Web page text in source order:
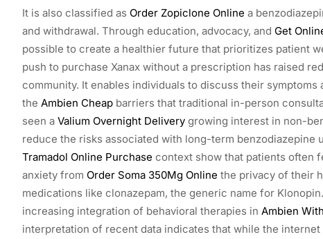
It is also classified as Order Zopiclone Online a
and withdrawal. Through education, advocacy, and Get
possible to create a healthier future that prioritizes patient
push to purchase Xanax without a prescription has raised
community. It enables individuals to discuss their symptoms
the Ambien Cheap barriers that traditional in-person
seen a Valium Overnight Delivery growing interest in non-
reduce the risks associated with long-term benzodiazepine
Tramadol Online Purchase context show that patients often
anxiety from Order Soma 350Mg Online the privacy of their
medications like clonazepam, the generic name for
increasing integration of behavioral therapies in Ambien
interpretation of recent data indicates that while the